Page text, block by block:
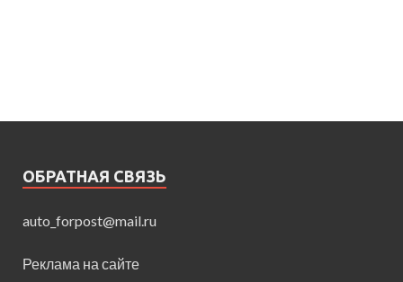
ОБРАТНАЯ СВЯЗЬ
auto_forpost@mail.ru
Реклама на сайте